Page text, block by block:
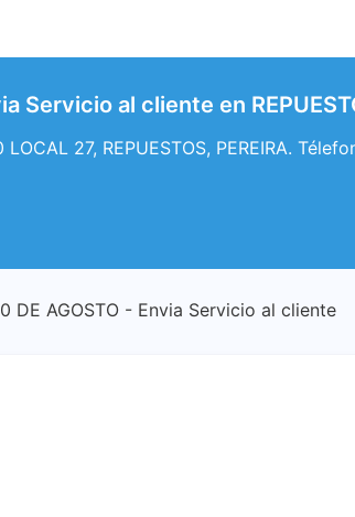
Servicio al cliente en
27, REPUESTOS, PEREIRA.
DE AGOSTO - Envia Servicio al cliente